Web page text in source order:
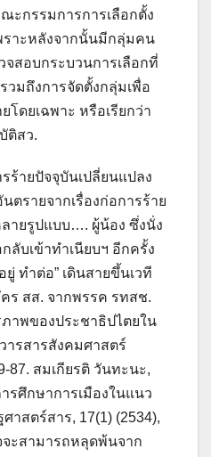
ะกรรมการการเลือกตั้ง
ราะหลังจากนั้นมีกลุ่มคน
จสอบกระบวนการเลือกที่
วมถึงการจัดตั้งกลุ่มเพื่อ
โดยเฉพาะ หรือเรียกว่า
ติสว.
ร้ายปัจจุบันเปลี่ยนแปลง
ตรายจากเรื่องก่อการร้าย
ายรูปแบบ…. ผู้น้อง ซึ่งนั่ง
ลับเข้าทำเนียบฯ อีกครั้ง
ทำต่อ” เดินสายขึ้นเวที
ร สส. จากพรรค รทสช.
ภาพของประชาธิปไตยใน
ารสารสังคมศาสตร์
87. สมเกียรติ วันทะนะ,
รศึกษาการเมืองในแนว
าสตร์สาร, 17(1) (2534),
จะสามารถหลุดพ้นจาก